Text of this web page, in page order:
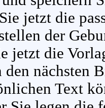
jetzt die
der
jetzt die
nächsten
Text